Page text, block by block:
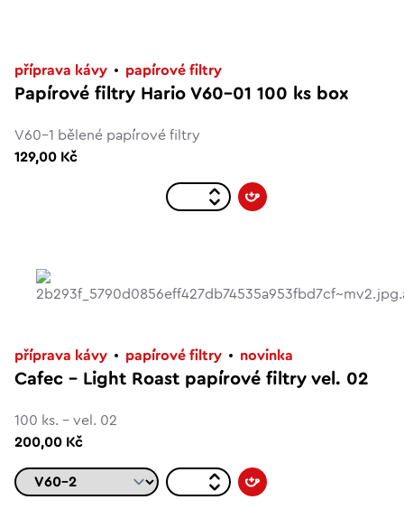
příprava kávy papírové filtry
Papírové filtry Hario V60-01 100 ks box
V60-1 bělené papírové filtry
129,00 Kč
příprava kávy papírové filtry novinka
Cafec – Light Roast papírové filtry vel. 02
100 ks. - vel. 02
200,00 Kč